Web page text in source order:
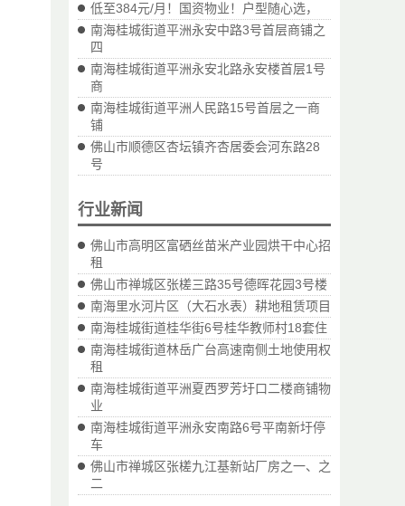
低至384元/月！国资物业！户型随心选，
南海桂城街道平洲永安中路3号首层商铺之
四
南海桂城街道平洲永安北路永安楼首层1号
商
南海桂城街道平洲人民路15号首层之一商
铺
佛山市顺德区杏坛镇齐杏居委会河东路28
号
行业新闻
佛山市高明区富硒丝苗米产业园烘干中心招
租
佛山市禅城区张槎三路35号德晖花园3号楼
南海里水河片区（大石水表）耕地租赁项目
南海桂城街道桂华街6号桂华教师村18套住
南海桂城街道林岳广台高速南侧土地使用权
租
南海桂城街道平洲夏西罗芳圩口二楼商铺物
业
南海桂城街道平洲永安南路6号平南新圩停
车
佛山市禅城区张槎九江基新站厂房之一、之
二